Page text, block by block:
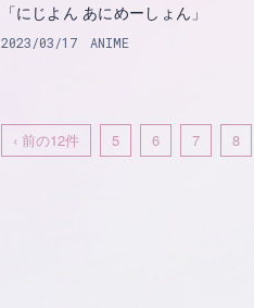
「にじよん あにめーしょん」
2023/03/17 ANIME
‹ 前の12件 5 6 7 8